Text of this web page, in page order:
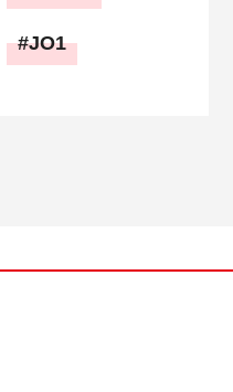
JO1